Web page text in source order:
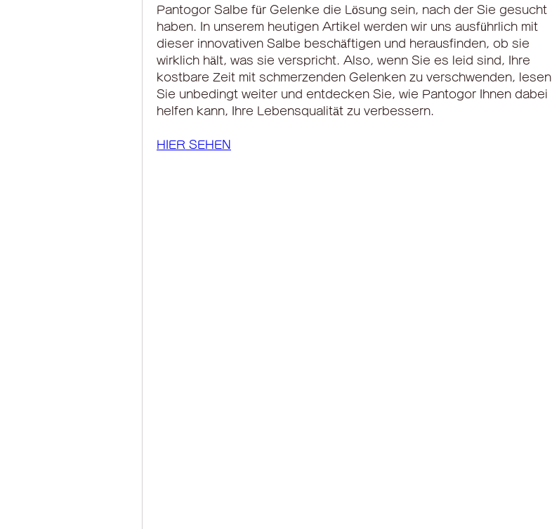
Pantogor Salbe für Gelenke die Lösung sein, nach der Sie gesucht
haben. In unserem heutigen Artikel werden wir uns ausführlich mit
dieser innovativen Salbe beschäftigen und herausfinden, ob sie
wirklich hält, was sie verspricht. Also, wenn Sie es leid sind, Ihre
kostbare Zeit mit schmerzenden Gelenken zu verschwenden, lesen
Sie unbedingt weiter und entdecken Sie, wie Pantogor Ihnen dabei
helfen kann, Ihre Lebensqualität zu verbessern.
HIER SEHEN